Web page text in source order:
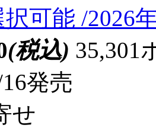
択可能 /2026
(税込) 35,301
発売
せ